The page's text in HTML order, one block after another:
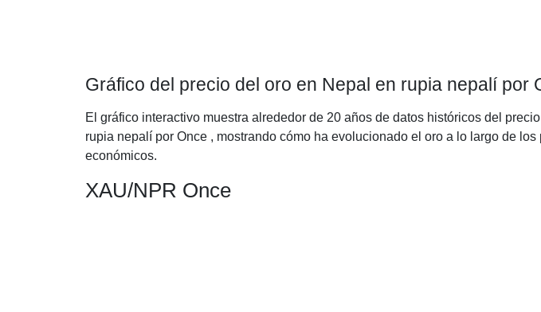
Gráfico del precio del oro en Nepal en rupia nepalí por
El gráfico interactivo muestra alrededor de 20 años de datos históricos del
rupia nepalí por Once , mostrando cómo ha evolucionado el oro a lo largo de
económicos.
XAU/NPR Once